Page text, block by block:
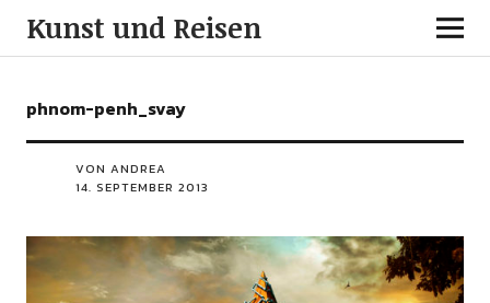
Kunst und Reisen
phnom-penh_svay
VON ANDREA
14. SEPTEMBER 2013